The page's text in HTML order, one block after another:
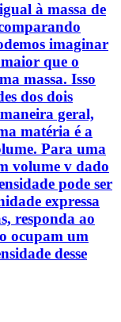
à massa de
imaginar
que o
massa. Isso
dos dois
geral,
matéria é a
Para uma
volume v dado
pode ser
expressa
responda ao
ocupam um
desse